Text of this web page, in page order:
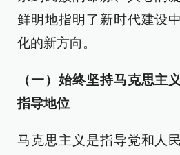
鲜明地指明了新时代建设
化的新方向。
（一）始终坚持马克思主
指导地位
马克思主义是指导党和人